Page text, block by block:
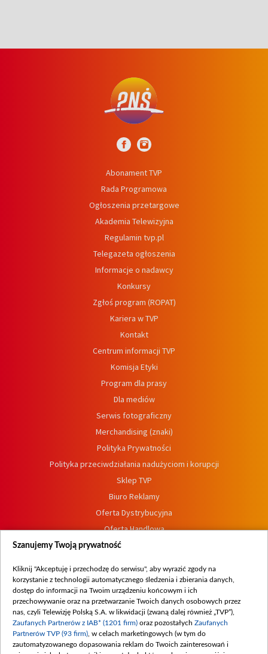
Abonament TVP
Rada Programowa
Ogłoszenia przetargowe
Akademia Telewizyjna
Regulamin tvp.pl
Telegazeta ogłoszenia
Informacje o nadawcy
Konkursy
Zgłoś program (ROPAT)
Kariera w TVP
Kontakt
Centrum informacji TVP
Komisja Etyki
Program dla prasy
Dla mediów
Serwis fotograficzny
Merchandising (znaki)
Polityka Prywatności
Polityka przeciwdziałania nadużyciom i korupcji
Sklep TVP
Biuro Reklamy
Oferta Dystrybucyjna
Oferta Handlowa
Dostępność
Procedura zgłoszeń wewnętrznych
Szanujemy Twoją prywatność
Kliknij "Akceptuję i przechodzę do serwisu", aby wyrazić zgody na
korzystanie z technologii automatycznego śledzenia i zbierania danych,
dostęp do informacji na Twoim urządzeniu końcowym i ich
przechowywanie oraz na przetwarzanie Twoich danych osobowych przez
nas, czyli Telewizję Polską S.A. w likwidacji (zwaną dalej również „TVP”),
Zaufanych Partnerów z IAB* (1201 firm) oraz pozostałych Zaufanych
Partnerów TVP (93 firm) , w celach marketingowych (w tym do
zautomatyzowanego dopasowania reklam do Twoich zainteresowań i